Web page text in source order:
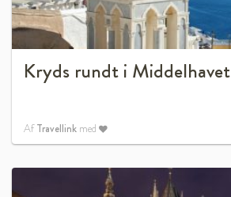
Kryds rundt i Middelhavet
AfTravellink med